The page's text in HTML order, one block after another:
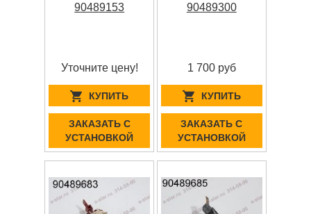
90489153
Уточните цену!
КУПИТЬ
ЗАКАЗАТЬ С
УСТАНОВКОЙ
90489300
1 700 руб
КУПИТЬ
ЗАКАЗАТЬ С
УСТАНОВКОЙ